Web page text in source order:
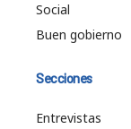
Social
Buen gobierno
Secciones
Entrevistas